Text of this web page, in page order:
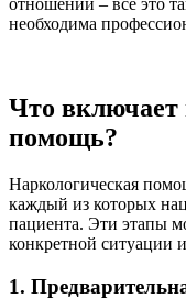
отношений – все это
необходима
Что включает
помощь?
Наркологическая
каждый из которых
пациента. Эти этапы
конкретной ситуации
1.